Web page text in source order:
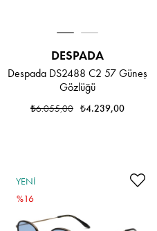
DESPADA
Despada DS2488 C2 57 Güneş
Gözlüğü
₺4.239,00
₺6.055,00
%16
YENI
ÜRÜN